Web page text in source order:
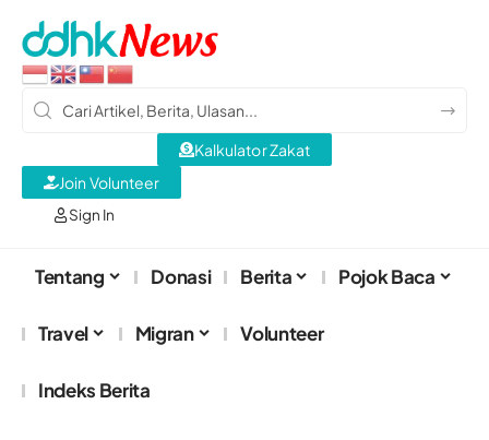
Sign In
Kalkulator Zakat
Join Volunteer
Tentang Donasi Berita Pojok Baca
Travel Migran Volunteer
Indeks Berita